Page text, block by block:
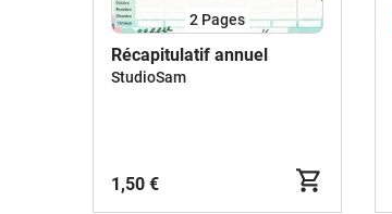
2 Pages
Récapitulatif annuel
StudioSam
1,50 €